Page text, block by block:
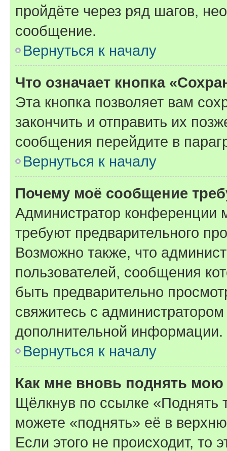
пройдёте через ряд шагов,
сообщение.
Вернуться к началу
Что означает кнопка
Эта кнопка позволяет вам
закончить и отправить их
сообщения перейдите в
Вернуться к началу
Почему моё сообщение
Администратор конференции
требуют предварительного
Возможно также, что
пользователей, сообщения
быть предварительно
свяжитесь с
дополнительной информации.
Вернуться к началу
Как мне вновь поднять мою
Щёлкнув по ссылке «Поднять
можете «поднять» её в
Если этого не происходит, то